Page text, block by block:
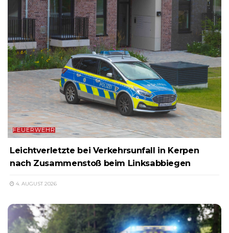
FEUERWEHR
Leichtverletzte bei Verkehrsunfall in Kerpen
nach Zusammenstoß beim Linksabbiegen
4. AUGUST 2026